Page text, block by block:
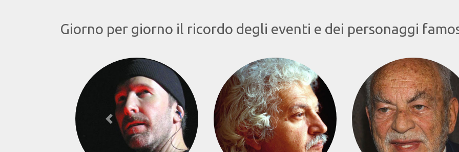
Giorno per giorno il ricordo degli eventi e dei personaggi
Previous